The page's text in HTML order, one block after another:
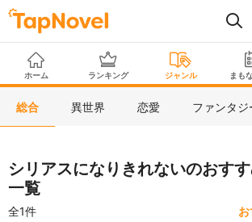
ホーム ランキング ジャンル まも
総合 異世界 恋愛 ファンタジ
シリアスになりきれないのおす
一覧
全1件